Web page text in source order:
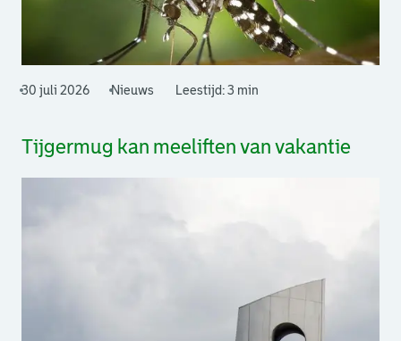
Tijgermug kan meeliften van vakantie
30 juli 2026 Nieuws Leestijd: 3 min